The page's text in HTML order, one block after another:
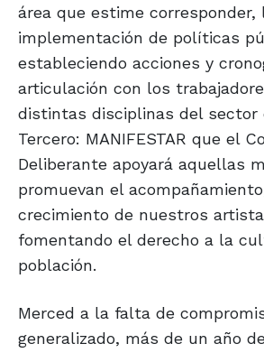
área que estime corresponder,
implementación de políticas
estableciendo acciones y
articulación con los
distintas disciplinas del sector
Tercero: MANIFESTAR que el
Deliberante apoyará aquellas
promuevan el
crecimiento de nuestros
fomentando el derecho a la
población.
Merced a la falta de
generalizado, más de un año